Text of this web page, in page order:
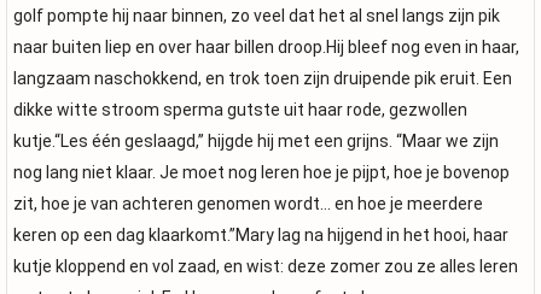
golf pompte hij naar binnen, zo veel dat het al snel langs zijn pik
naar buiten liep en over haar billen droop.Hij bleef nog even in haar,
langzaam naschokkend, en trok toen zijn druipende pik eruit. Een
dikke witte stroom sperma gutste uit haar rode, gezwollen
kutje.“Les één geslaagd,” hijgde hij met een grijns. “Maar we zijn
nog lang niet klaar. Je moet nog leren hoe je pijpt, hoe je bovenop
zit, hoe je van achteren genomen wordt… en hoe je meerdere
keren op een dag klaarkomt.”Mary lag na hijgend in het hooi, haar
kutje kloppend en vol zaad, en wist: deze zomer zou ze alles leren